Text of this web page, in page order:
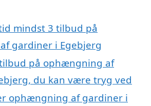
mindst 3 tilbud på
gardiner i Egebjerg
på ophængning af
du kan være tryg ved
ophængning af gardiner i